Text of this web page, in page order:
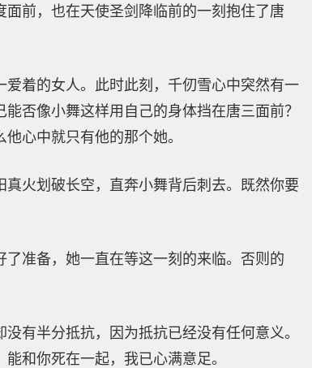
前，也在天使圣剑降临前的一刻抱住了唐
着的女人。此时此刻，千仞雪心中突然有一
否像小舞这样用自己的身体挡在唐三面前？
心中就只有他的那个她。
火划破长空，直奔小舞背后刺去。既然你要
准备，她一直在等这一刻的来临。否则的
有半分抵抗，因为抵抗已经没有任何意义。
和你死在一起，我已心满意足。